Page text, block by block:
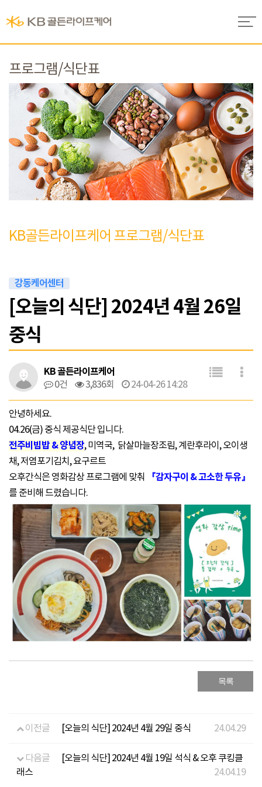
프로그램/식단표
KB골든라이프케어 프로그램/식단표
강동케어센터
[오늘의 식단] 2024년 4월 26일
중식
KB 골든라이프케어
0건 3,836회 24-04-26 14:28
안녕하세요.
04.26(금) 중식 제공식단 입니다.
전주비빔밥 & 양념장, 미역국, 닭살마늘장조림, 계란후라이, 오이생
채, 저염포기김치, 요구르트
오후간식은 영화감상 프로그램에 맞춰
『감자구이 & 고소한 두유』
를 준비해 드렸습니다.
목록
이전글 [오늘의 식단] 2024년 4월 29일 중식 24.04.29
다음글
[오늘의 식단] 2024년 4월 19일 석식 & 오후 쿠킹클
래스
24.04.19